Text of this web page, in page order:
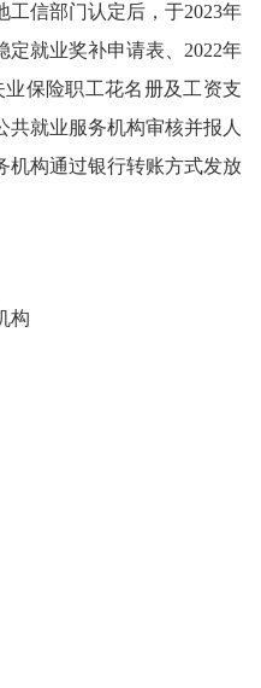
信部门认定后，于2023年
定就业奖补申请表、2022年
业保险职工花名册及工资支
就业服务机构审核并报人
机构通过银行转账方式发放
构